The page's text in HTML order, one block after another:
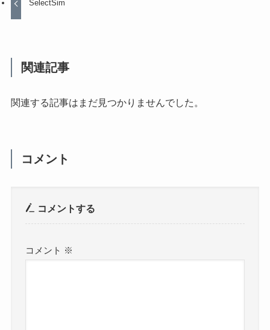
SelectSim
関連記事
関連する記事はまだ見つかりませんでした。
コメント
コメントする
コメント ※